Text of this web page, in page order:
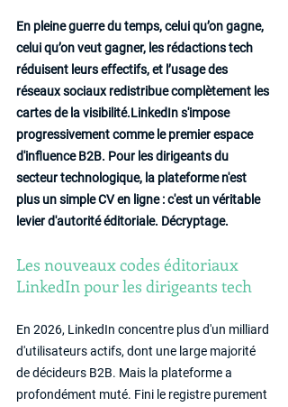
En pleine guerre du temps, celui qu’on gagne,
celui qu’on veut gagner, les rédactions tech
réduisent leurs effectifs, et l’usage des
réseaux sociaux redistribue complètement les
cartes de la visibilité.LinkedIn s'impose
progressivement comme le premier espace
d'influence B2B. Pour les dirigeants du
secteur technologique, la plateforme n'est
plus un simple CV en ligne : c'est un véritable
levier d'autorité éditoriale. Décryptage.
Les nouveaux codes éditoriaux
LinkedIn pour les dirigeants tech
En 2026, LinkedIn concentre plus d'un milliard
d'utilisateurs actifs, dont une large majorité
de décideurs B2B. Mais la plateforme a
profondément muté. Fini le registre purement